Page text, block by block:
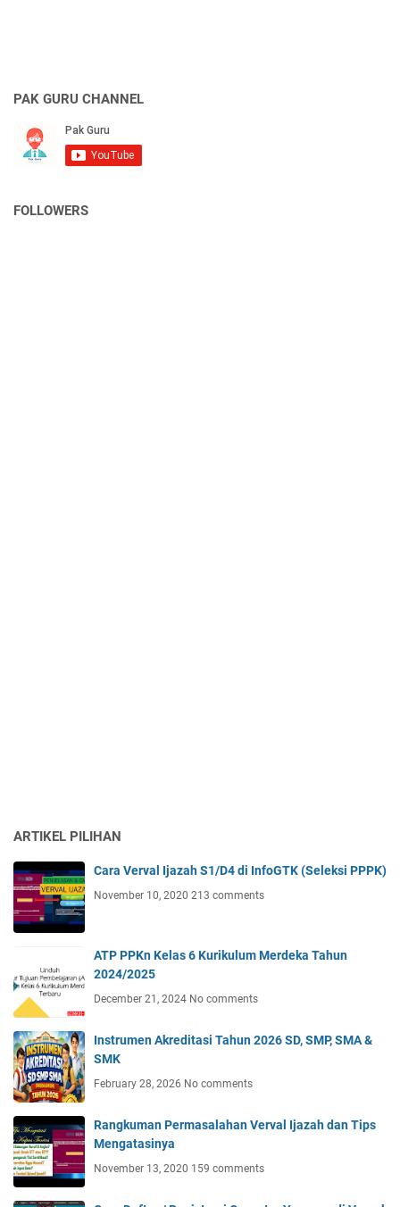
PAK GURU CHANNEL
FOLLOWERS
ARTIKEL PILIHAN
Cara Verval Ijazah S1/D4 di InfoGTK (Seleksi PPPK)
November 10, 2020 213 comments
ATP PPKn Kelas 6 Kurikulum Merdeka Tahun
2024/2025
December 21, 2024 No comments
Instrumen Akreditasi Tahun 2026 SD, SMP, SMA &
SMK
February 28, 2026 No comments
Rangkuman Permasalahan Verval Ijazah dan Tips
Mengatasinya
November 13, 2020 159 comments